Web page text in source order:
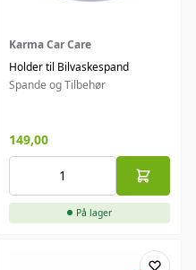
Karma Car Care
Holder til Bilvaskespand
Spande og Tilbehør
149,00
På lager